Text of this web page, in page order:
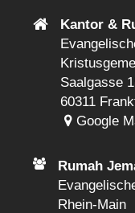
Kantor &
Saalgasse
60311
Google
Rumah
Rhein-Main